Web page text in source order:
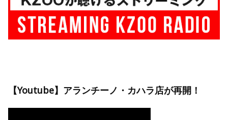
【Youtube】アランチーノ・カハラ店が再開！